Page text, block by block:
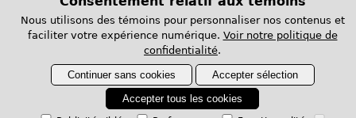
Politique de confidentialité
Nous utilisons des témoins pour personnaliser nos contenus et
faciliter votre expérience numérique. Voir notre politique de
confidentialité.
Continuer sans cookies
Accepter sélection
Accepter tous les cookies